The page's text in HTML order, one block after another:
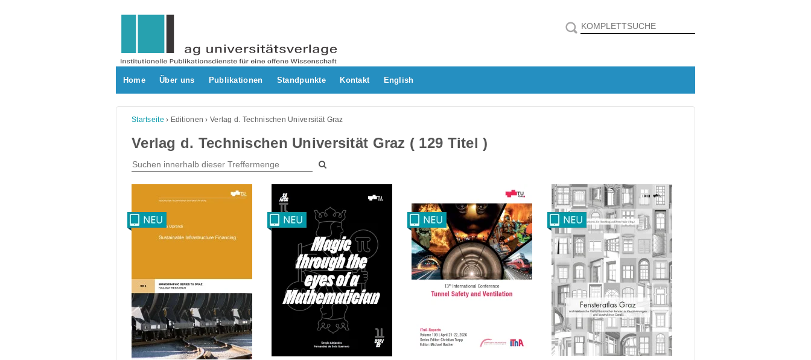
Home Über uns Publikationen Standpunkte Kontakt English
Startseite › Editionen ›Verlag d. Technischen Universität Graz
Verlag d. Technischen Universität Graz ( 129 Titel )